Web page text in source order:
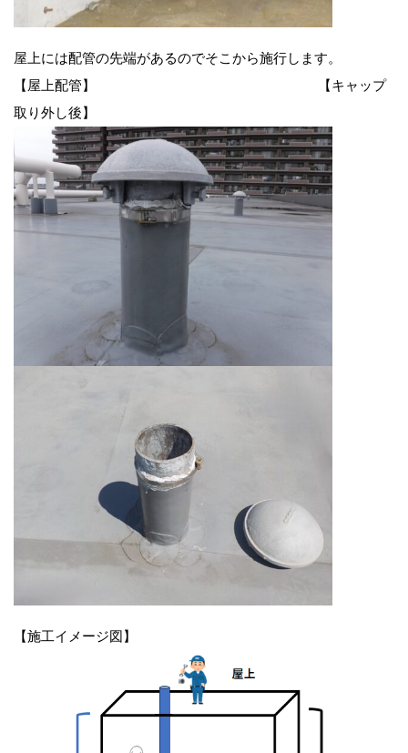
屋上には配管の先端があるのでそこから施行します。
【屋上配管】 【キャップ
取り外し後】
【施工イメージ図】